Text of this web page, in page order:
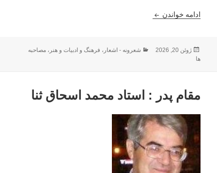
ادامه خواندن صبوری را صبوری می شناسد : همایون مروت
ارسال
ژوئن 20, 2026 دسته‌ها
شعرونه - اشعار ، فرهنگ و ادبیات و هنر ،مصاحبه
ها
مقام پدر : استاد محمد اسحاق ثنا